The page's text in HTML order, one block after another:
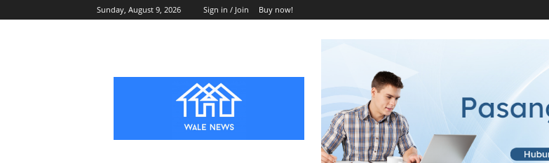
Sunday, August 9, 2026 Sign in / Join Buy now!